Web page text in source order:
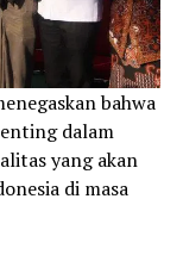
bahwa
dalam
yang akan
di masa